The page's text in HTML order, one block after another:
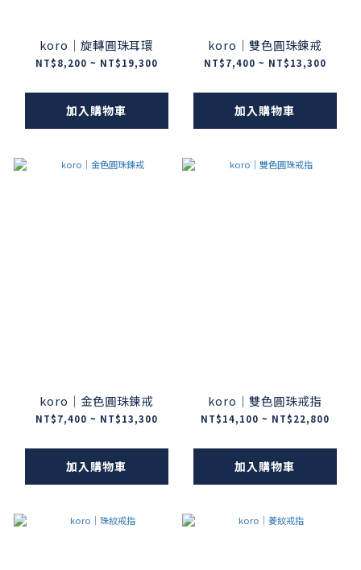
koro｜旋轉圓珠耳環
NT$8,200 ~ NT$19,300
加入購物車
koro｜雙色圓珠鍊戒
NT$7,400 ~ NT$13,300
加入購物車
koro｜金色圓珠鍊戒
NT$7,400 ~ NT$13,300
加入購物車
koro｜雙色圓珠戒指
NT$14,100 ~ NT$22,800
加入購物車